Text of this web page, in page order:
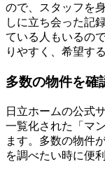
ので、スタッフを
しに立ち会った記
ている人もいるの
りやすく、希望す
多数の物件を確
日立ホームの公式
一覧化された「マ
ます。多数の物件
を調べたい時に便利